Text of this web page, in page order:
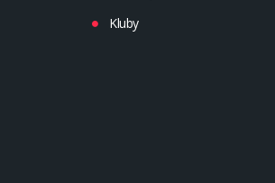
Kluby